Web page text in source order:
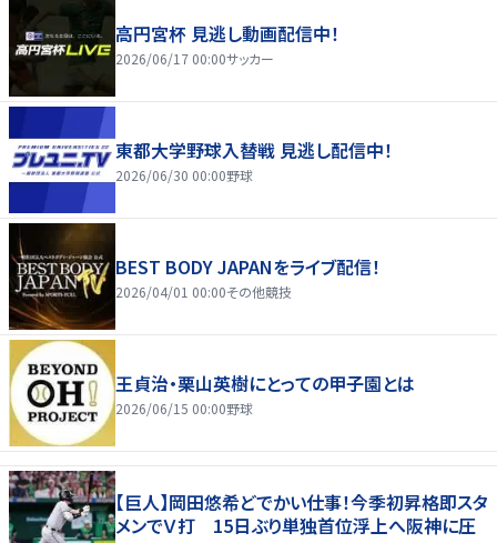
高円宮杯 見逃し動画配信中！
2026/06/17 00:00サッカー
東都大学野球入替戦 見逃し配信中！
2026/06/30 00:00野球
BEST BODY JAPANをライブ配信！
2026/04/01 00:00その他競技
王貞治・栗山英樹にとっての甲子園とは
2026/06/15 00:00野球
【巨人】岡田悠希どでかい仕事！今季初昇格即スタ
メンでＶ打 15日ぶり単独首位浮上へ阪神に圧